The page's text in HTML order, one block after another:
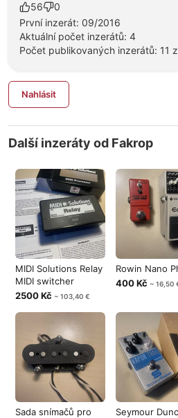
56
0
První inzerát: 09/2016
Aktuální počet inzerátů: 4
Počet publikovaných inzerátů: 11
Nahlásit
Další inzeráty od Fakrop
MIDI Solutions Relay
MIDI switcher
2500 Kč ~ 103,40 €
Rowin Nano
400 Kč ~ 16,50
Sada snímačů pro
Seymour